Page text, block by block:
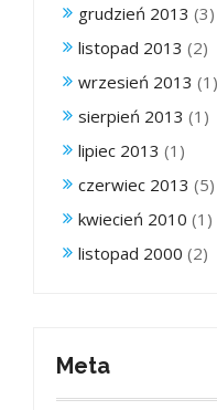
grudzień 2013 (3)
listopad 2013 (2)
wrzesień 2013 (1)
sierpień 2013 (1)
lipiec 2013 (1)
czerwiec 2013 (5)
kwiecień 2010 (1)
listopad 2000 (2)
Meta